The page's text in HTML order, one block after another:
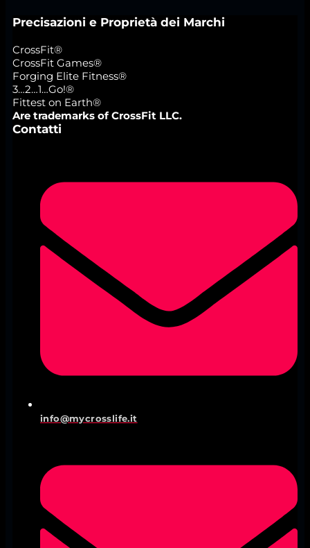
Precisazioni e Proprietà dei Marchi
CrossFit®
CrossFit Games®
Forging Elite Fitness®
3…2…1…Go!®
Fittest on Earth®
Are trademarks of CrossFit LLC.
Contatti
info@mycrosslife.it